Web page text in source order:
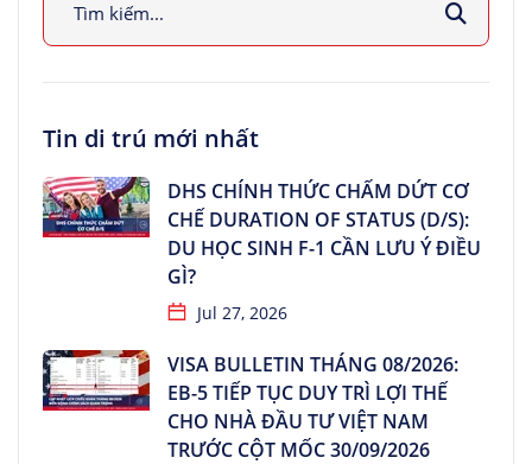
Tin di trú mới nhất
DHS CHÍNH THỨC CHẤM DỨT CƠ
CHẾ DURATION OF STATUS (D/S):
DU HỌC SINH F-1 CẦN LƯU Ý ĐIỀU
GÌ?
Jul 27, 2026
VISA BULLETIN THÁNG 08/2026:
EB-5 TIẾP TỤC DUY TRÌ LỢI THẾ
CHO NHÀ ĐẦU TƯ VIỆT NAM
TRƯỚC CỘT MỐC 30/09/2026